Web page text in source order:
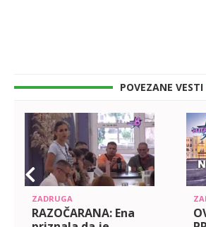
POVEZANE VESTI
ZADRUGA
RAZOČARANA: Ena